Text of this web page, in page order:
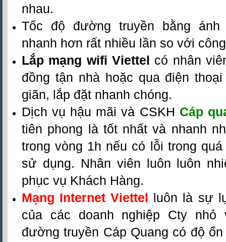
nhau.
Tốc độ đường truyền bằng
nhanh hơn rất nhiều lần so với
Lắp mạng wifi Viettel
có nhân
đồng tận nhà hoặc qua điện
giãn, lắp đặt nhanh chóng.
Dịch vụ hậu mãi và CSKH Cáp
tiên phong là tốt nhất và nhanh
trong vòng 1h nếu có lỗi trong
sử dụng. Nhân viên luôn luôn
phục vụ Khách Hàng.
Mạng Internet Viettel
luôn là sự
của các doanh nghiệp Cty
đường truyền Cáp Quang có độ